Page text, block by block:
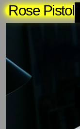
Rose Pistola